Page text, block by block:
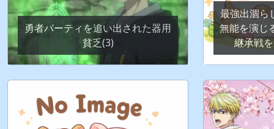
勇者パーティを追い出された器用
貧乏(3)
最強出涸ら
無能を演じ
継承戦